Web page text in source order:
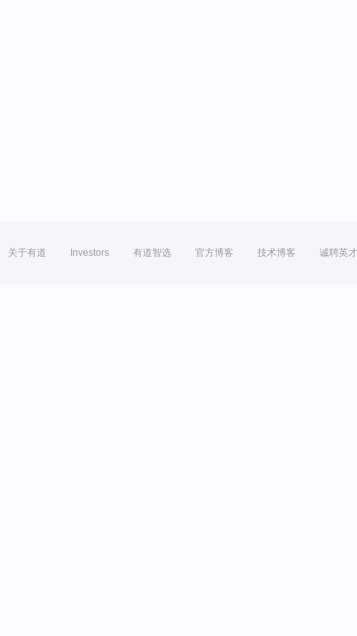
关于有道 Investors 有道智选 官方博客 技术博客 诚聘英才